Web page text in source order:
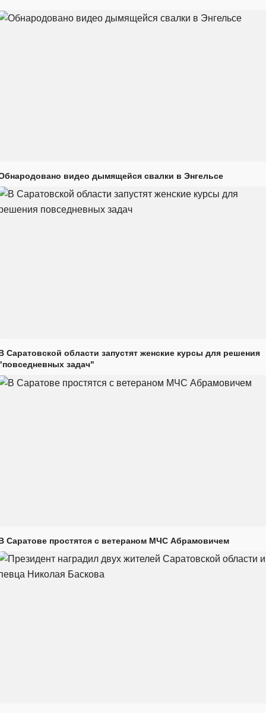
видео дымящейся свалки в Энгельсе
Саратовской области запустят женские курсы для решения
задач"
Саратове простятся с ветераном МЧС Абрамовичем